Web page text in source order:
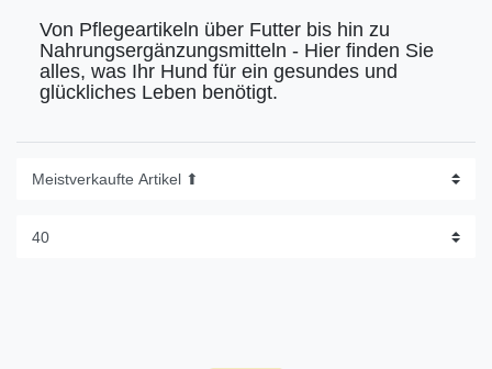
Von Pflegeartikeln über Futter bis hin zu
Nahrungsergänzungsmitteln - Hier finden Sie
alles, was Ihr Hund für ein gesundes und
glückliches Leben benötigt.